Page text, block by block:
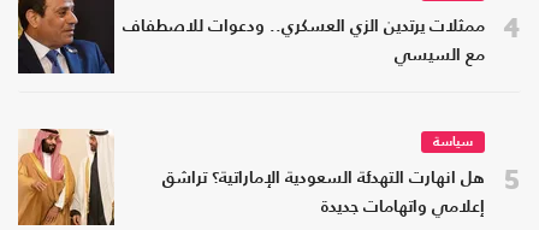
4
ممثلات يرتدين الزي العسكري.. ودعوات للاصطفاف
مع السيسي
5
سياسة
هل انهارت التهدئة السعودية الإماراتية؟ تراشق
إعلامي واتهامات جديدة